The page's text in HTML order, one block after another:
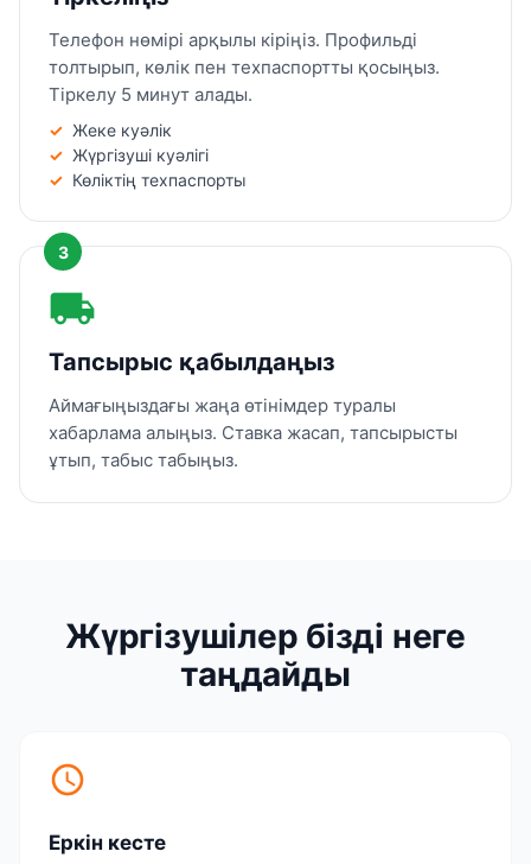
Телефон нөмірі арқылы кіріңіз. Профильді
толтырып, көлік пен техпаспортты қосыңыз.
Тіркелу 5 минут алады.
Жеке куәлік
Жүргізуші куәлігі
Көліктің техпаспорты
3
local_shipping
Тапсырыс қабылдаңыз
Аймағыңыздағы жаңа өтінімдер туралы
хабарлама алыңыз. Ставка жасап, тапсырысты
ұтып, табыс табыңыз.
Жүргізушілер бізді неге
таңдайды
schedule
Еркін кесте